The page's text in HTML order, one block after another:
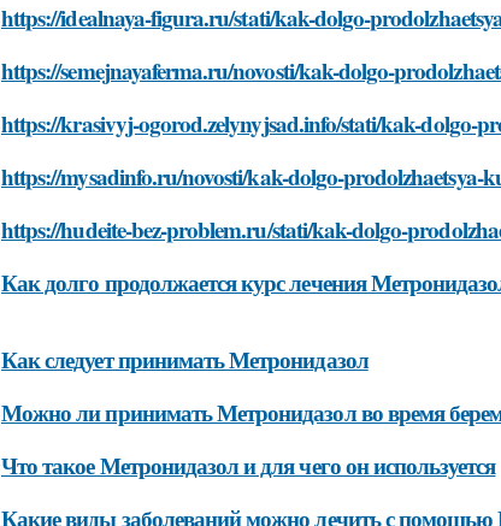
https://idealnaya-figura.ru/stati/kak-dolgo-
https://semejnayaferma.ru/novosti/kak-dolgo-
https://krasivyj-ogorod.zelynyjsad.info/stati/kak-dolgo-
https://mysadinfo.ru/novosti/kak-dolgo-prodolzhaetsya-
https://hudeite-bez-problem.ru/stati/kak-dolgo-
Как долго продолжается курс лечения
Как следует принимать Метронидазол
Можно ли принимать Метронидазол во время
Что такое Метронидазол и для чего он используется
Какие виды заболеваний можно лечить с помощью